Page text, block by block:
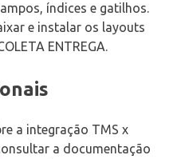
índices e gatilhos.
e instalar os layouts
ENTREGA.
a integração TMS x
a documentação